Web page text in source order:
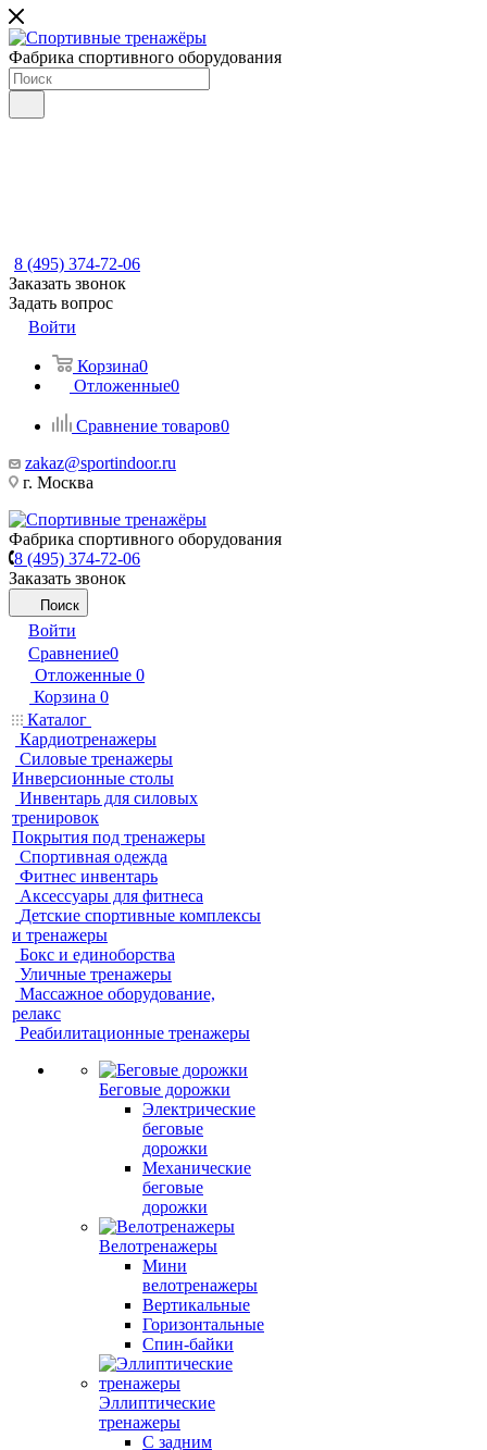
Фабрика спортивного оборудования
8 (495) 374-72-06
Заказать звонок
Задать вопрос
Войти
Корзина0
Отложенные0
Сравнение товаров0
zakaz@sportindoor.ru
г. Москва
Фабрика спортивного оборудования
8 (495) 374-72-06
Заказать звонок
Поиск
Войти
Сравнение0
Отложенные 0
Корзина 0
Каталог
Кардиотренажеры
Силовые тренажеры
Инверсионные столы
Инвентарь для силовых
тренировок
Покрытия под тренажеры
Спортивная одежда
Фитнес инвентарь
Аксессуары для фитнеса
Детские спортивные комплексы
и тренажеры
Бокс и единоборства
Уличные тренажеры
Массажное оборудование,
релакс
Реабилитационные тренажеры
Беговые дорожки
Электрические
беговые
дорожки
Механические
беговые
дорожки
Велотренажеры
Мини
велотренажеры
Вертикальные
Горизонтальные
Спин-байки
Эллиптические
тренажеры
С задним